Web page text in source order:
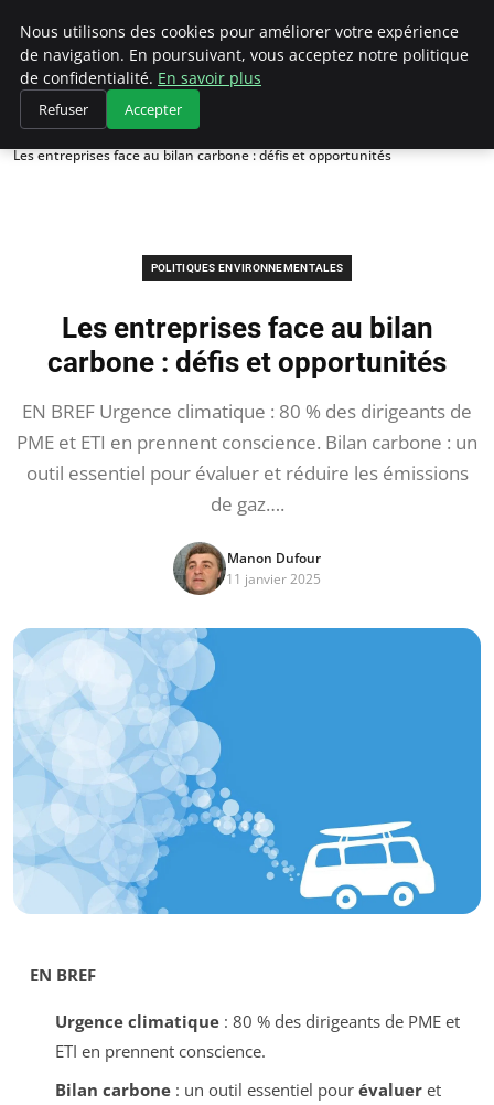
Climategatecountryclub.com
Accueil
Politiques environnementales
Les entreprises face au bilan carbone : défis et opportunités
POLITIQUES ENVIRONNEMENTALES
Les entreprises face au bilan
carbone : défis et opportunités
EN BREF Urgence climatique : 80 % des dirigeants de
PME et ETI en prennent conscience. Bilan carbone : un
outil essentiel pour évaluer et réduire les émissions
de gaz….
Manon Dufour
11 janvier 2025
EN BREF
Urgence climatique: 80 % des dirigeants de PME et
ETI en prennent conscience.
Bilan carbone: un outil essentiel pour évalueret
Nous utilisons des cookies pour améliorer votre expérience
de navigation. En poursuivant, vous acceptez notre politique
de confidentialité. En savoir plus
Refuser Accepter